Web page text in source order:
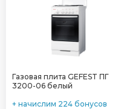
Газовая плита GEFEST ПГ
3200-06 белый
+ начислим 224 бонусов